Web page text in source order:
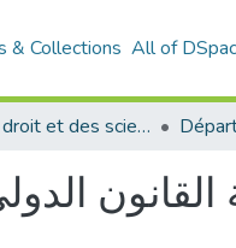
& Collections All of
Faculté de droit et des sciences politiques